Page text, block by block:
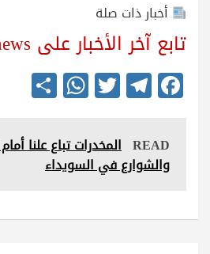
أخبار ذات صلة
تابع آخر الأخبار على Baznews
Fa
ce
bo
ok
Te
le
gr
a
m
T
wi
tte
r
W
ha
ts
A
pp
re READ المخدرات تباع علنا
والشوارع في السويداء